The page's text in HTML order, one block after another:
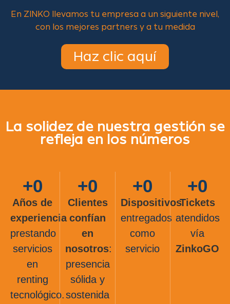
En ZINKO llevamos tu empresa a un siguiente nivel,
con los mejores partners y a tu medida
Haz clic aquí
La solidez de nuestra gestión se
refleja en los números
+0
Años de
experiencia
prestando
servicios
en
renting
tecnológico.
+0
Clientes
confían
en
nosotros:
presencia
sólida y
sostenida
+0
Dispositivos
entregados
como
servicio
+0
Tickets
atendidos
vía
ZinkoGO